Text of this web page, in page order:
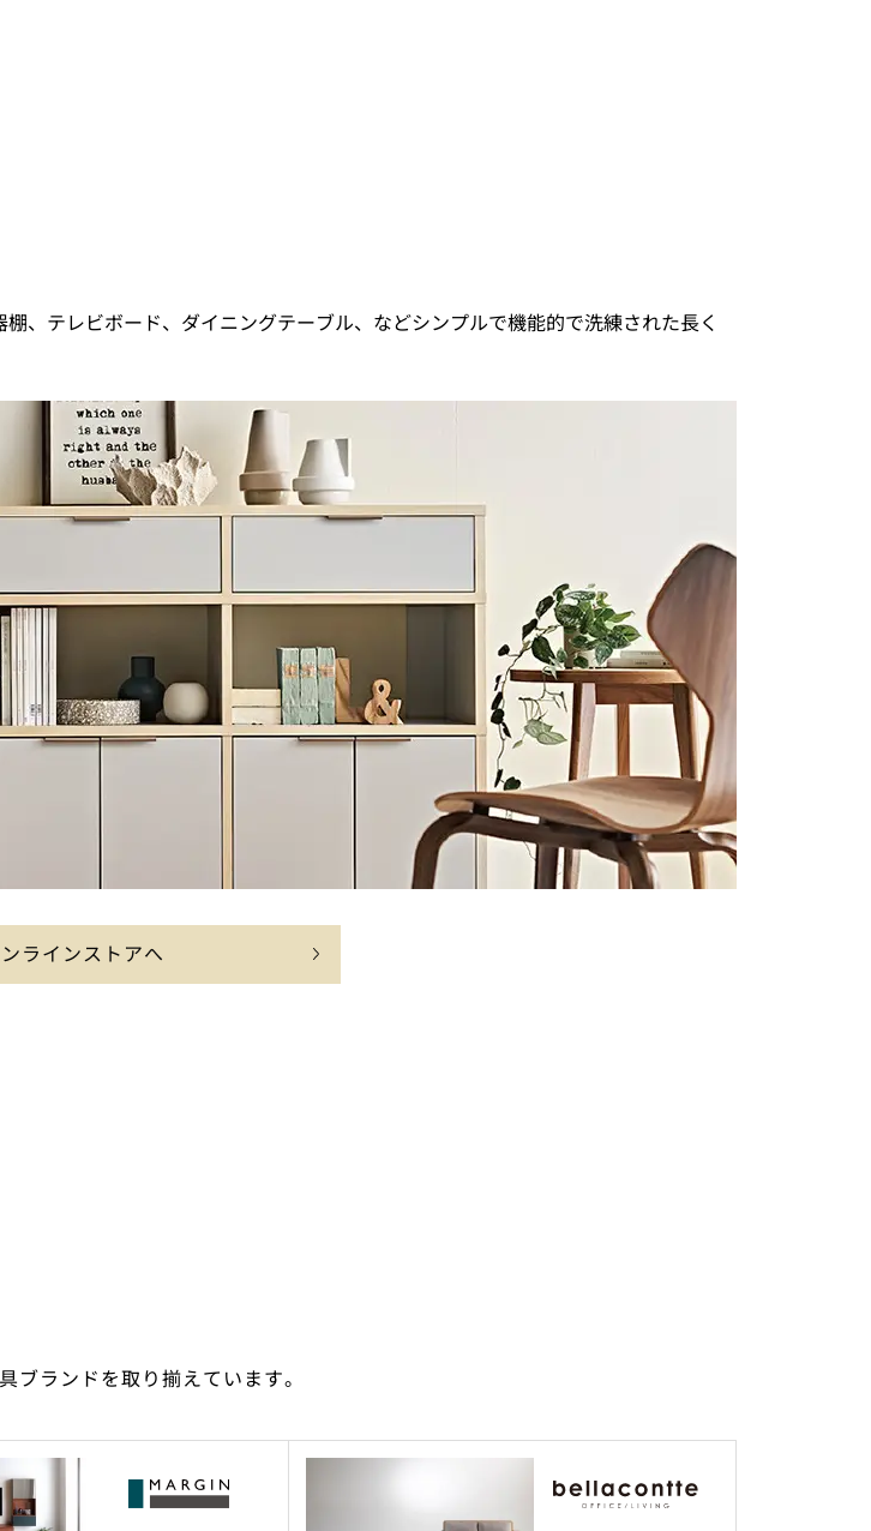
、テレビボード、ダイニングテーブル、などシンプルで機能的で洗練された長く
ラインストアへ
ランドを取り揃えています。